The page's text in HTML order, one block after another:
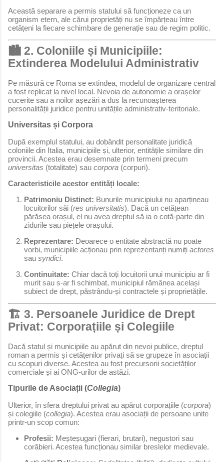
Această separare a permis statului să funcționeze ca un
organism etern, ale cărui proprietăți nu se împărțeau între
cetățeni la fiecare schimbare de generație sau de regim politic.
🏙️ 2. Coloniile și Municipiile:
Extinderea Modelului Administrativ
Pe măsură ce Roma se extindea, modelul de organizare central
a fost replicat la nivel local. Nevoia de autonomie a orașelor
cucerite sau a noilor așezări a dus la recunoașterea
personalității juridice pentru unitățile administrativ-teritoriale.
Universitas și Corpora
După exemplul statului, au dobândit personalitate juridică
coloniile din Italia, municipiile și, ulterior, entitățile similare din
provincii. Acestea erau desemnate prin termeni precum
universitas (totalitate) sau corpora (corpuri).
Caracteristicile acestor entități locale:
Patrimoniu Distinct: Bunurile municipiului nu aparțineau
locuitorilor săi (res universitatis). Dacă un cetățean
părăsea orașul, el nu avea dreptul să ia o cotă-parte din
zidurile sau piețele orașului.
Reprezentare: Deoarece o entitate abstractă nu poate
vorbi, municipiile acționau prin reprezentanți numiți actores
sau syndici.
Continuitate: Chiar dacă toți locuitorii unui municipiu ar fi
murit sau s-ar fi schimbat, municipiul rămânea același
subiect de drept, păstrându-și contractele și proprietățile.
🏗️ 3. Persoanele Juridice de Drept
Privat: Corporațiile și Colegiile
Dacă statul și municipiile au apărut din nevoi publice, dreptul
roman a permis și cetățenilor privați să se grupeze în asociații
cu scopuri diverse. Acestea au fost precursorii societăților
comerciale și ai ONG-urilor de astăzi.
Tipurile de Asociații (Collegia)
Ulterior, în sfera dreptului privat au apărut corporațiile (corpora)
și colegiile (collegia). Acestea erau asociații de persoane unite
printr-un scop comun:
Profesii: Meșteșugari (fierari, brutari), negustori sau
corăbieri. Acestea funcționau similar breslelor medievale.